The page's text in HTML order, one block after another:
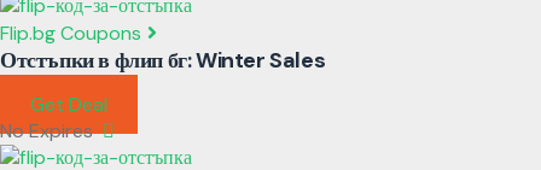
Flip.bg Coupons
Отстъпки в флип бг: Winter Sales
Get Deal
No Expires